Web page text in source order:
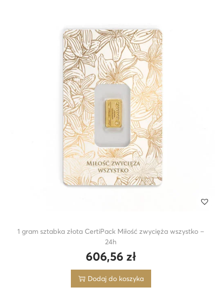
1 gram sztabka złota CertiPack Miłość zwycięża wszystko –
24h
606,56 zł
Dodaj do koszyka